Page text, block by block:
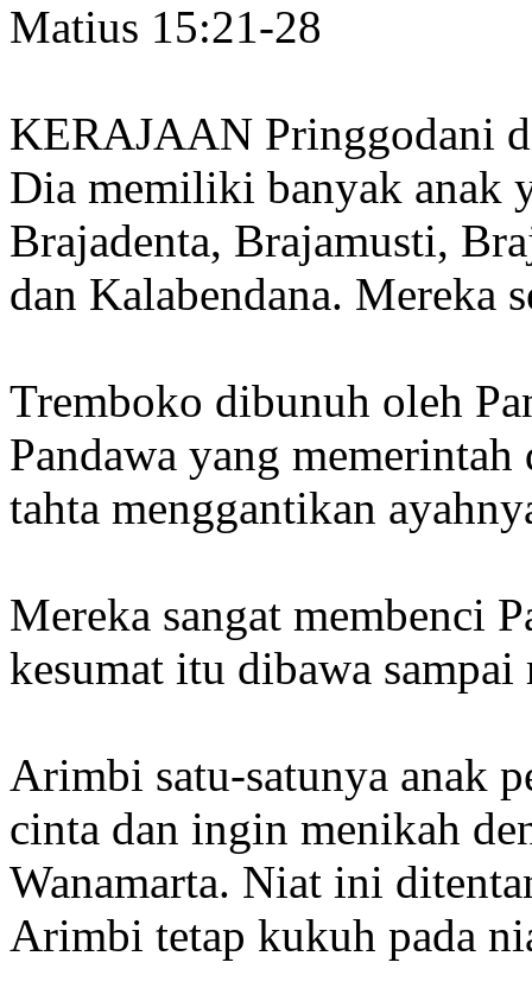
Matius 15:21-28
KERAJAAN Pringgodani
Dia memiliki banyak anak
Brajadenta, Brajamusti,
dan Kalabendana. Mereka
Tremboko dibunuh oleh
Pandawa yang
tahta menggantikan
Mereka sangat membenci
kesumat itu dibawa sampai
Arimbi satu-satunya anak
cinta dan ingin menikah
Wanamarta. Niat ini
Arimbi tetap kukuh pada